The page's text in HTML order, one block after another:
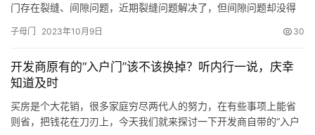
门存在裂缝、间隙问题，近期裂缝问题解决了，但间隙问题却没得
商反映了，但物业说因为疫情原因，一直没处理，今年前半年才把
现是子母门侧锁边从上到下有裂缝，后来裂缝问题解决了，子母…
子母门 2023年10月9日 30
开发商原有的“入户门”该不该换掉？听内行一说，庆幸
知道及时
买房是个大花销，很多家庭穷尽两代人的努力，在有些事项上能省
则省，把钱花在刀刃上，今天我们就来探讨一下开发商自带的“入户